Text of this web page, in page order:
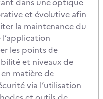
dans une optique
et évolutive afin
la maintenance du
l’application
les points de
et niveaux de
en matière de
via l’utilisation